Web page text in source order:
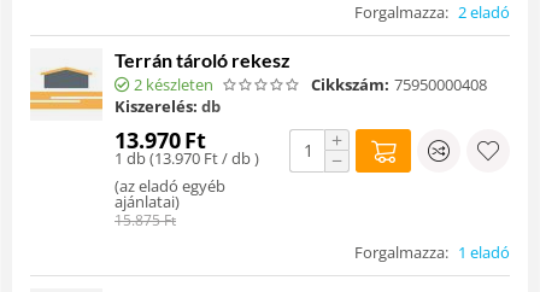
Forgalmazza: 2 eladó
Terrán tároló rekesz
2 készleten Cikkszám: 75950000408
Kiszerelés: db
13.970Ft
1 db (13.970 Ft/ db )
(az eladó egyéb
ajánlatai)
15.875Ft
+
−
Forgalmazza: 1 eladó